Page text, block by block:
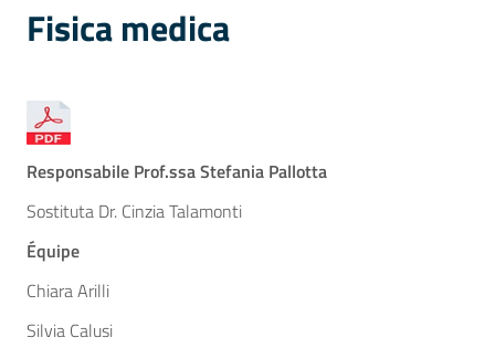
Fisica medica
Responsabile Prof.ssa Stefania Pallotta
Sostituta Dr. Cinzia Talamonti
Équipe
Chiara Arilli
Silvia Calusi